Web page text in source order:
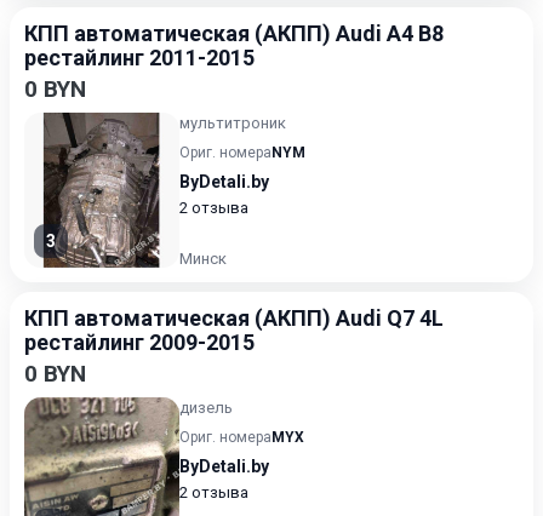
КПП автоматическая (АКПП) Audi A4 B8
рестайлинг 2011-2015
0 BYN
3
мультитроник
Ориг. номера NYM
ByDetali.by
2 отзыва
Минск
КПП автоматическая (АКПП) Audi Q7 4L
рестайлинг 2009-2015
0 BYN
дизель
Ориг. номера MYX
ByDetali.by
2 отзыва